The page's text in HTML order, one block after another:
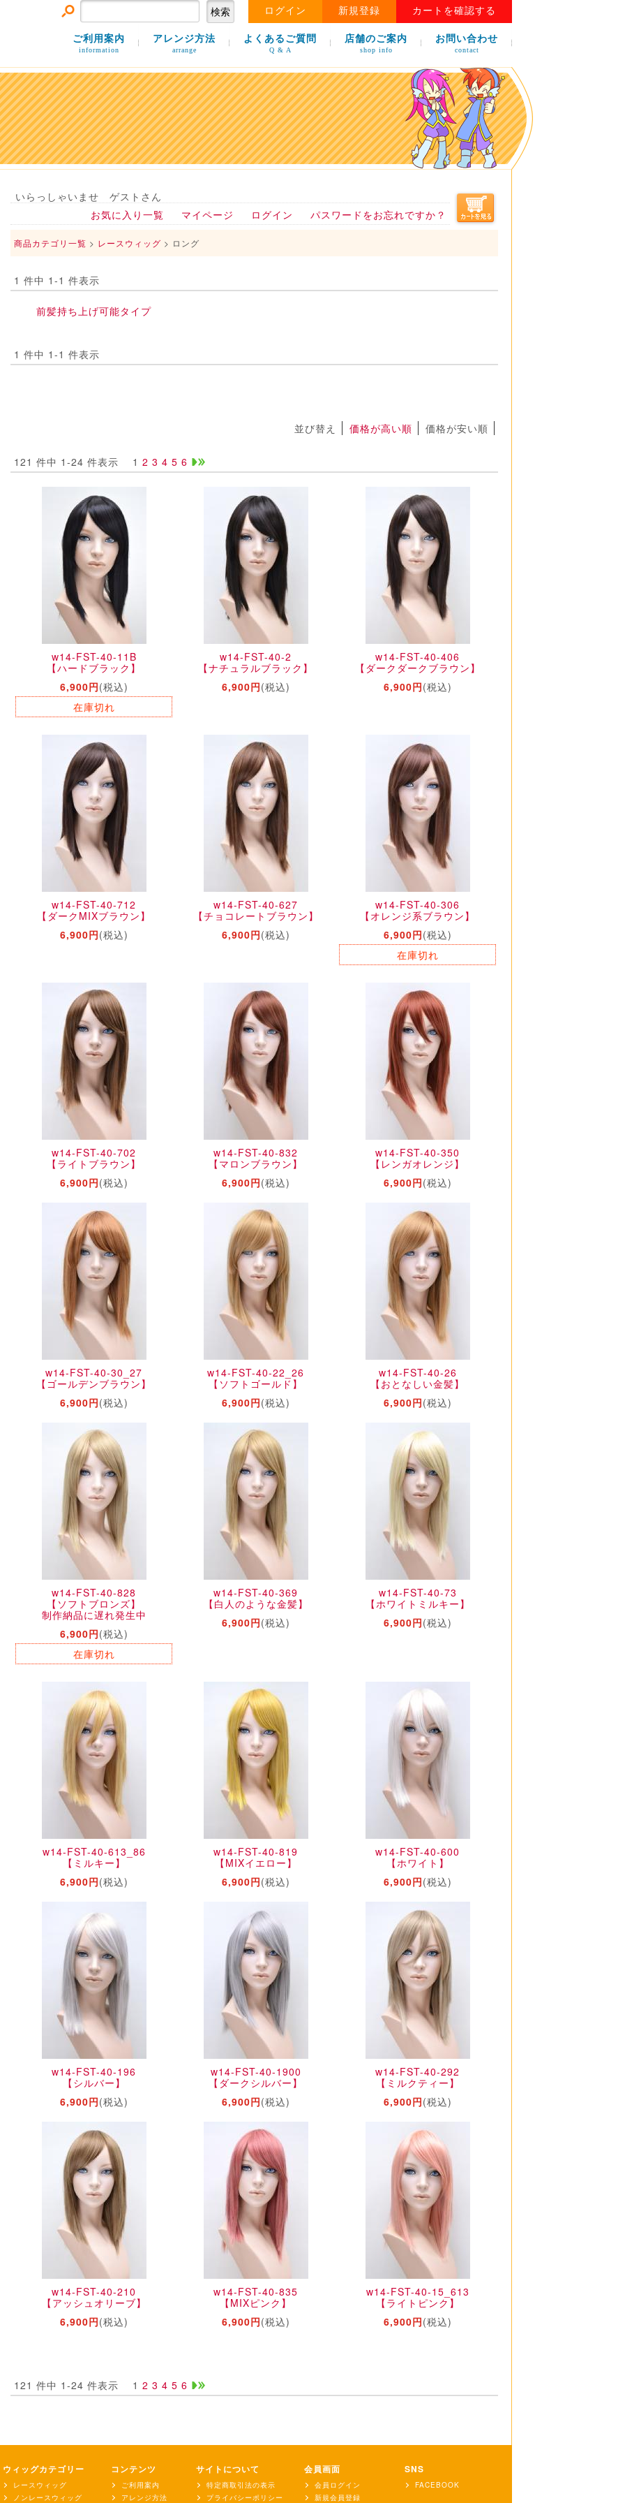
ログイン 新規登録 カートを確認する
ご利用案内
information
アレンジ方法
arrange
よくあるご質問
Q & A
店舗のご案内
shop info
お問い合わせ
contact
いらっしゃいませ ゲストさん
お気に入り一覧
マイページ ログイン パスワードをお忘れですか？
商品カテゴリ一覧 > レースウィッグ > ロング
1 件中 1-1 件表示
前髪持ち上げ可能タイプ
1 件中 1-1 件表示
並び替え 価格が高い順 価格が安い順
121 件中 1-24 件表示 1 2 3 4 5 6
w14-FST-40-11B
【ハードブラック】
6,900円(税込)
在庫切れ
w14-FST-40-2
【ナチュラルブラック】
6,900円(税込)
w14-FST-40-406
【ダークダークブラウン】
6,900円(税込)
w14-FST-40-712
【ダークMIXブラウン】
6,900円(税込)
w14-FST-40-627
【チョコレートブラウン】
6,900円(税込)
w14-FST-40-306
【オレンジ系ブラウン】
6,900円(税込)
在庫切れ
w14-FST-40-702
【ライトブラウン】
6,900円(税込)
w14-FST-40-832
【マロンブラウン】
6,900円(税込)
w14-FST-40-350
【レンガオレンジ】
6,900円(税込)
w14-FST-40-30_27
【ゴールデンブラウン】
6,900円(税込)
w14-FST-40-22_26
【ソフトゴールド】
6,900円(税込)
w14-FST-40-26
【おとなしい金髪】
6,900円(税込)
w14-FST-40-828
【ソフトブロンズ】
制作納品に遅れ発生中
6,900円(税込)
在庫切れ
w14-FST-40-369
【白人のような金髪】
6,900円(税込)
w14-FST-40-73
【ホワイトミルキー】
6,900円(税込)
w14-FST-40-613_86
【ミルキー】
6,900円(税込)
w14-FST-40-819
【MIXイエロー】
6,900円(税込)
w14-FST-40-600
【ホワイト】
6,900円(税込)
w14-FST-40-196
【シルバー】
6,900円(税込)
w14-FST-40-1900
【ダークシルバー】
6,900円(税込)
w14-FST-40-292
【ミルクティー】
6,900円(税込)
w14-FST-40-210
【アッシュオリーブ】
6,900円(税込)
w14-FST-40-835
【MIXピンク】
6,900円(税込)
w14-FST-40-15_613
【ライトピンク】
6,900円(税込)
121 件中 1-24 件表示 1 2 3 4 5 6
ウィッグカテゴリー
レースウィッグ
ノンレースウィッグ
コンテンツ
ご利用案内
アレンジ方法
サイトについて
特定商取引法の表示
プライバシーポリシー
会員画面
会員ログイン
新規会員登録
SNS
FACEBOOK